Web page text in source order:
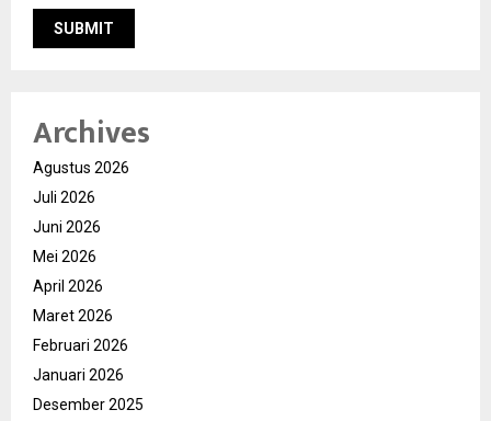
Archives
Agustus 2026
Juli 2026
Juni 2026
Mei 2026
April 2026
Maret 2026
Februari 2026
Januari 2026
Desember 2025